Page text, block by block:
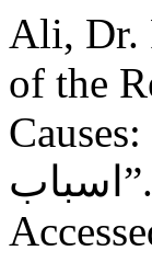
Ali, Dr.
of the
Causes: تخفیف ِ عذاب برائے کفار کا ثبوت اور اس کے